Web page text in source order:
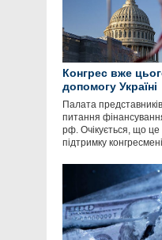
Конгрес вже
допомогу Україні
Палата
питання
рф. Очікується, що
підтримку